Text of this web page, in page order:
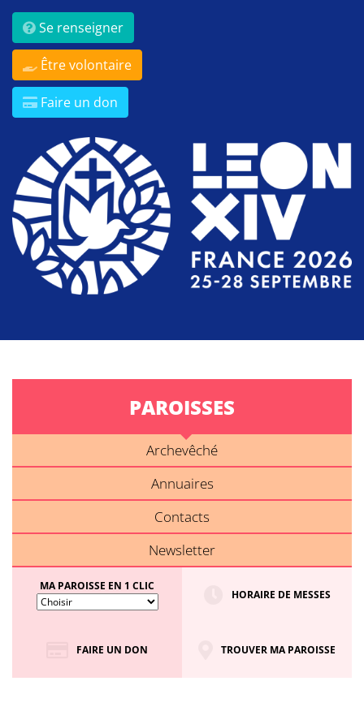
Se renseigner
Être volontaire
Faire un don
PAROISSES
Archevêché
Annuaires
Contacts
Newsletter
MA PAROISSE EN 1 CLIC
HORAIRE DE MESSES
FAIRE UN DON TROUVER MA PAROISSE